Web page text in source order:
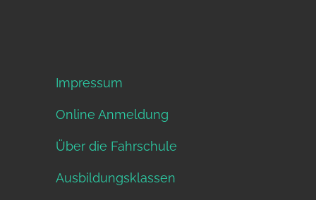
Impressum
Online Anmeldung
Über die Fahrschule
Ausbildungsklassen